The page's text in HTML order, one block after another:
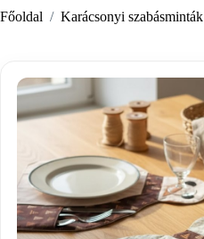
Főoldal / Karácsonyi szabásminták